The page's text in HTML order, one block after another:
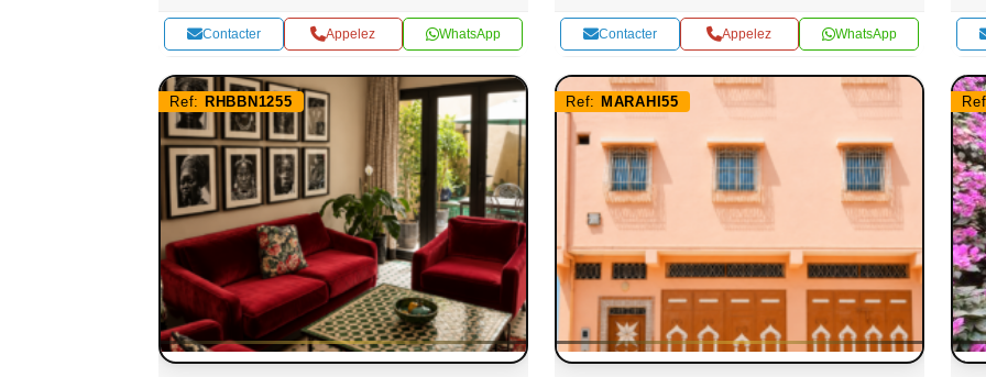
Contacter Appelez WhatsApp Contacter Appelez WhatsApp
Ref: RHBBN1255 Ref: MARAHI55